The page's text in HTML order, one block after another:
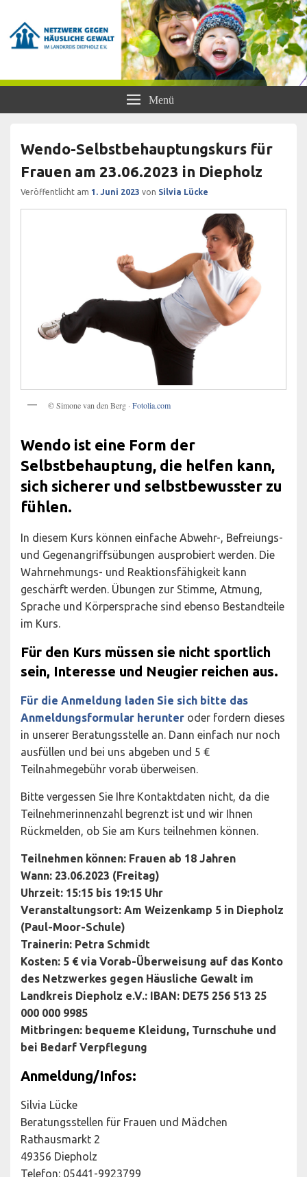
Netzwerk gegen Häusliche Gewalt
Frauen- und Kinderschutzhaus Diepholz, Beratungsstellen für Frauen und
Mädchen, BISS
Menü
Wendo-Selbstbehauptungskurs für
Frauen am 23.06.2023 in Diepholz
Veröffentlicht am 1. Juni 2023 von Silvia Lücke
© Simone van den Berg · Fotolia.com
Wendo ist eine Form der
Selbstbehauptung, die helfen kann,
sich sicherer und selbstbewusster zu
fühlen.
In diesem Kurs können einfache Abwehr-, Befreiungs-
und Gegenangriffsübungen ausprobiert werden. Die
Wahrnehmungs- und Reaktionsfähigkeit kann
geschärft werden. Übungen zur Stimme, Atmung,
Sprache und Körpersprache sind ebenso Bestandteile
im Kurs.
Für den Kurs müssen sie nicht sportlich
sein, Interesse und Neugier reichen aus.
Für die Anmeldung laden Sie sich bitte das
Anmeldungsformular herunter oder fordern dieses
in unserer Beratungsstelle an. Dann einfach nur noch
ausfüllen und bei uns abgeben und 5 €
Teilnahmegebühr vorab überweisen.
Bitte vergessen Sie Ihre Kontaktdaten nicht, da die
Teilnehmerinnenzahl begrenzt ist und wir Ihnen
Rückmelden, ob Sie am Kurs teilnehmen können.
Teilnehmen können: Frauen ab 18 Jahren
Wann: 23.06.2023 (Freitag)
Uhrzeit: 15:15 bis 19:15 Uhr
Veranstaltungsort: Am Weizenkamp 5 in Diepholz
(Paul-Moor-Schule)
Trainerin: Petra Schmidt
Kosten: 5 € via Vorab-Überweisung auf das Konto
des Netzwerkes gegen Häusliche Gewalt im
Landkreis Diepholz e.V.: IBAN: DE75 256 513 25
000 000 9985
Mitbringen: bequeme Kleidung, Turnschuhe und
bei Bedarf Verpflegung
Anmeldung/Infos:
Silvia Lücke
Beratungsstellen für Frauen und Mädchen
Rathausmarkt 2
49356 Diepholz
Telefon: 05441-9923799